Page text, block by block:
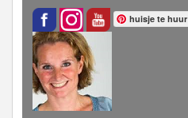
huisje te huur